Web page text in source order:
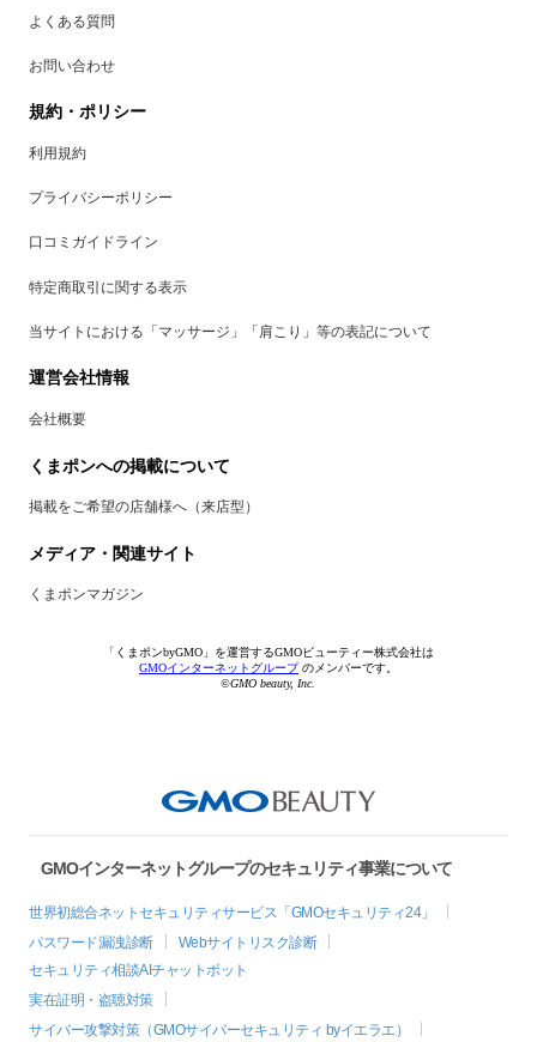
よくある質問
お問い合わせ
規約・ポリシー
利用規約
プライバシーポリシー
口コミガイドライン
特定商取引に関する表示
当サイトにおける「マッサージ」「肩こり」等の表記について
運営会社情報
会社概要
くまポンへの掲載について
掲載をご希望の店舗様へ（来店型）
メディア・関連サイト
くまポンマガジン
「くまポンbyGMO」を運営するGMOビューティー株式会社は
GMOインターネットグループのメンバーです。
©GMO beauty, Inc.
GMOインターネットグループのセキュリティ事業について
世界初総合ネットセキュリティサービス「GMOセキュリティ24」
パスワード漏洩診断
Webサイトリスク診断
セキュリティ相談AIチャットボット
実在証明・盗聴対策
サイバー攻撃対策（GMOサイバーセキュリティ byイエラエ）